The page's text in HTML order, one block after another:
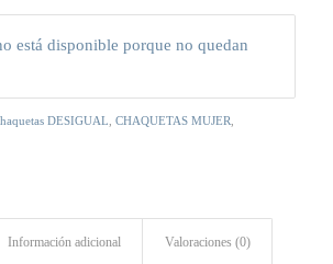
está disponible porque no quedan
DESIGUAL CHAQUETAS MUJER
Información adicional Valoraciones (0)